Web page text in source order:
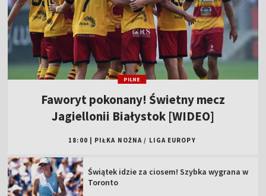
PILNE
Faworyt pokonany! Świetny mecz
Jagiellonii Białystok [WIDEO]
18:00 PIŁKA NOŻNA / LIGA EUROPY
Świątek idzie za ciosem! Szybka wygrana w
Toronto